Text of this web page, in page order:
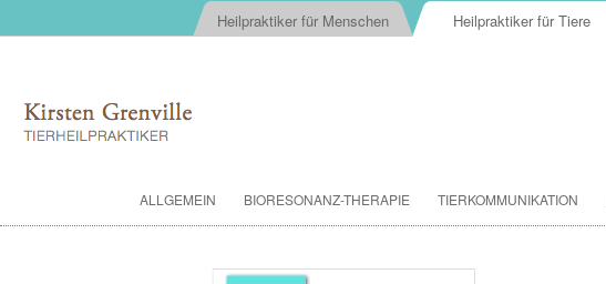
Heilpraktiker für Menschen Heilpraktiker für Tiere
ALLGEMEIN BIORESONANZ-THERAPIE TIERKOMMUNIKATION